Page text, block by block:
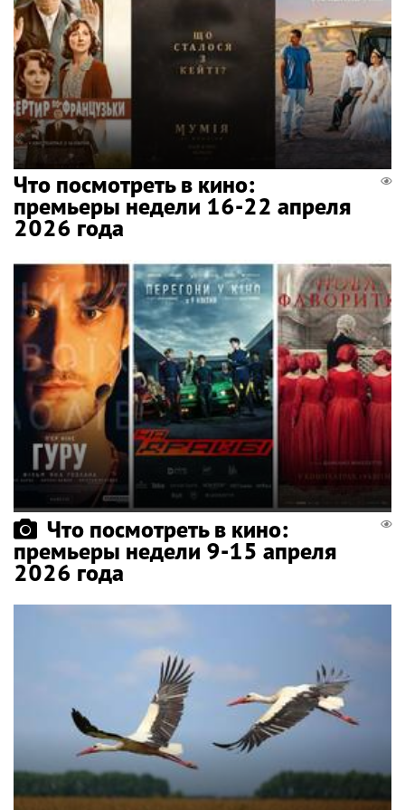
Что посмотреть в кино:
премьеры недели 16-22 апреля
2026 года
Что посмотреть в кино:
премьеры недели 9-15 апреля
2026 года